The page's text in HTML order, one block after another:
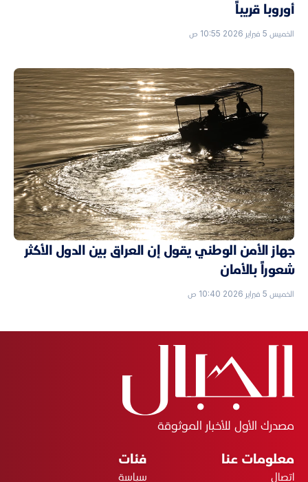
أوروبا قريباً
الخميس 5 فبراير 2026 10:55 ص
جهاز الأمن الوطني يقول إن العراق بين الدول الأكثر
شعوراً بالأمان
الخميس 5 فبراير 2026 10:40 ص
مصدرك الأول للأخبار الموثوقة
معلومات عنا
اتصال
فئات
سياسة